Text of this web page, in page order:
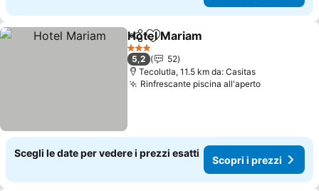
CondividiAggiungi ai preferiti
Hotel Mariam
3 Stelle
5,2
52
Tecolutla, 11.5 km da: Casitas
Rinfrescante piscina all'apertoScopri i
Scegli le date per vedere i prezzi esatti
Scopri i prezzi